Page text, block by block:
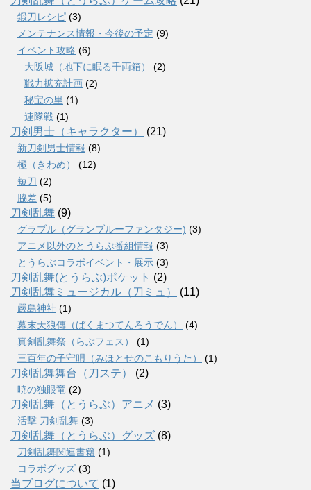
鍛刀レシピ (3)
メンテナンス情報・今後の予定 (9)
イベント攻略 (6)
大阪城（地下に眠る千両箱）
(2)
戦力拡充計画 (2)
秘宝の里 (1)
連隊戦 (1)
刀剣男士（キャラクター） (21)
新刀剣男士情報 (8)
極（きわめ）
(12)
短刀 (2)
脇差 (5)
刀剣乱舞 (9)
グラブル（グランブルーファンタジー) (3)
アニメ以外のとうらぶ番組情報 (3)
とうらぶコラボイベント・展示 (3)
刀剣乱舞(とうらぶ)ポケット (2)
刀剣乱舞ミュージカル（刀ミュ）
(11)
嚴島神社 (1)
幕末天狼傳（ばくまつてんろうでん）
(4)
真剣乱舞祭（らぶフェス）
(1)
三百年の子守唄（みほとせのこもりうた）
(1)
刀剣乱舞舞台（刀ステ） (2)
暁の独眼竜 (2)
刀剣乱舞（とうらぶ）アニメ (3)
活撃 刀剣乱舞 (3)
刀剣乱舞（とうらぶ）グッズ (8)
刀剣乱舞関連書籍 (1)
コラボグッズ (3)
当ブログについて (1)